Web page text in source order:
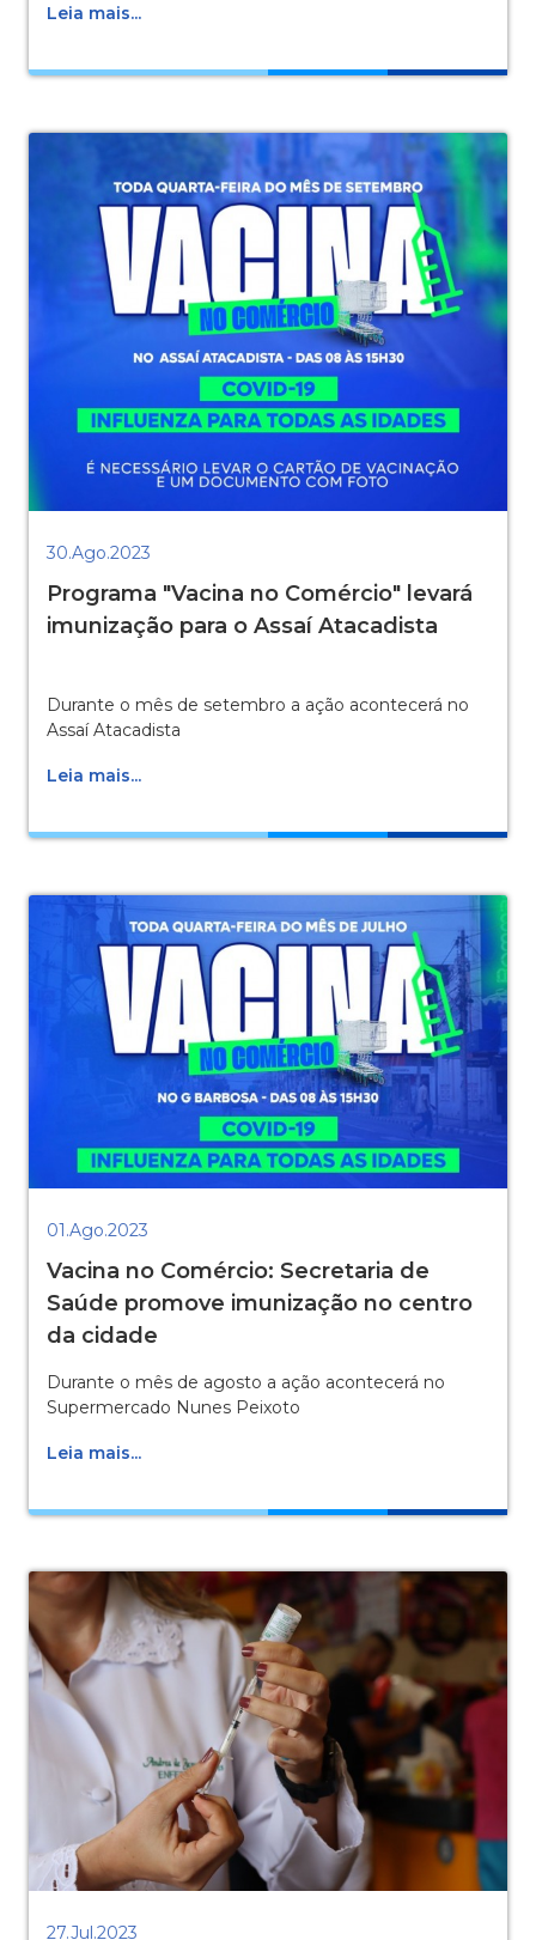
Leia mais...
30.Ago.2023
Programa "Vacina no Comércio" levará
imunização para o Assaí Atacadista
Durante o mês de setembro a ação acontecerá no
Assaí Atacadista
Leia mais...
01.Ago.2023
Vacina no Comércio: Secretaria de
Saúde promove imunização no centro
da cidade
Durante o mês de agosto a ação acontecerá no
Supermercado Nunes Peixoto
Leia mais...
27.Jul.2023